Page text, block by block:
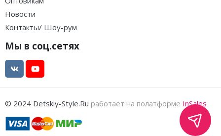
Новости
Контакты/ Шоу-рум
Мы в соц.сетях
© 2024 Detskiy-Style.Ru работает на полатформе InSales